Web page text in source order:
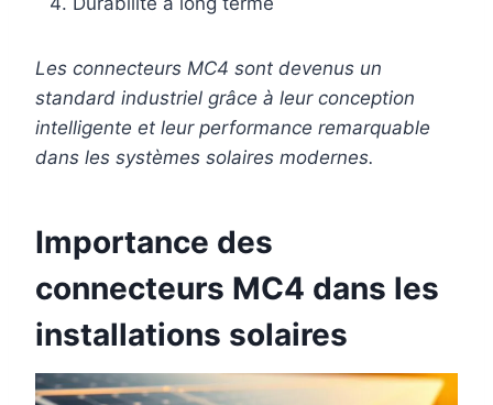
Les connecteurs MC4 sont devenus un
standard industriel grâce à leur conception
intelligente et leur performance remarquable
dans les systèmes solaires modernes.
Importance des
connecteurs MC4 dans les
installations solaires